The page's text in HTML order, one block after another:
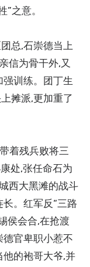
”之意。
总,石崇德当上
信为骨干外,又
训练。团丁生
摊派,更加重了
着残兵败将三
处,张任命石为
西大黑滩的战斗
。红军反“三路
侯会合,在抢渡
德官卑职小惹不
他的袍哥大爷,并